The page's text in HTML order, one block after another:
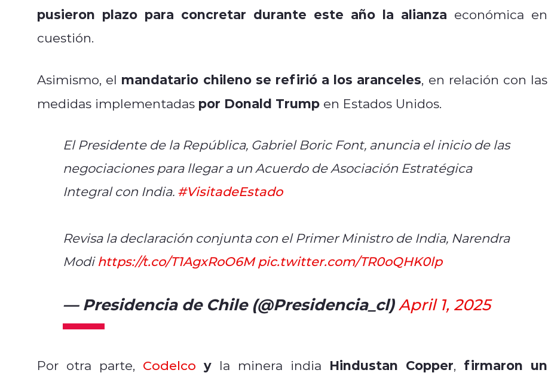
pusieron plazo para concretar durante este año la alianza económica en
cuestión.
Asimismo, el mandatario chileno se refirió a los aranceles, en relación con las
medidas implementadas por Donald Trump en Estados Unidos.
El Presidente de la República, Gabriel Boric Font, anuncia el inicio de las
negociaciones para llegar a un Acuerdo de Asociación Estratégica
Integral con India. #VisitadeEstado
Revisa la declaración conjunta con el Primer Ministro de India, Narendra
Modihttps://t.co/T1AgxRoO6M pic.twitter.com/TR0oQHK0lp
— Presidencia de Chile (@Presidencia_cl) April 1, 2025
Por otra parte, Codelco y la minera india Hindustan Copper, firmaron un